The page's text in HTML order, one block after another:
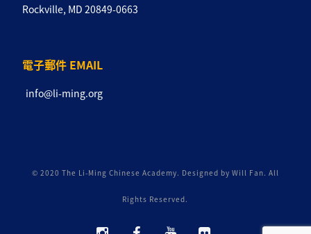
Rockville, MD 20849-0663
電子郵件 EMAIL
info@li-ming.org
© 2020 The Li-Ming Chinese Academy. Designed by Will Fan. All
Rights Reserved.